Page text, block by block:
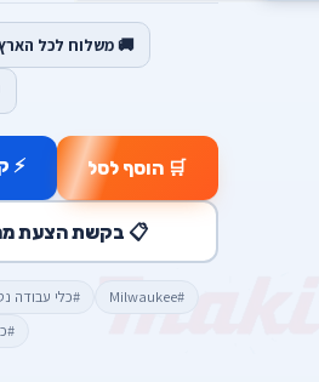
🚚 משלוח לכל
🛒 הוסף לסל ⚡
📋 בקשת הצעת
#Milwaukee #כלי עבודה